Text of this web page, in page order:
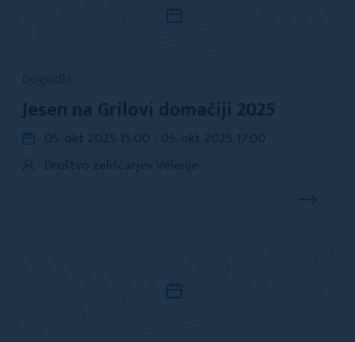
Dogodki
Jesen na Grilovi domačiji 2025